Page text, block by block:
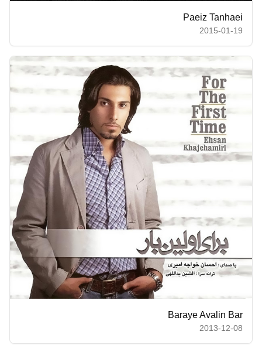
Paeiz Tanhaei
2015-01-19
Baraye Avalin Bar
2013-12-08